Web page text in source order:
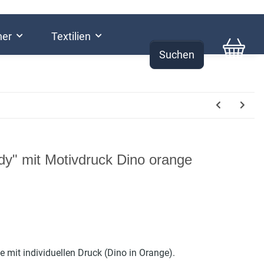
Suchen
Textilien
mit Motivdruck Dino orange
mit individuellen Druck (Dino in Orange).